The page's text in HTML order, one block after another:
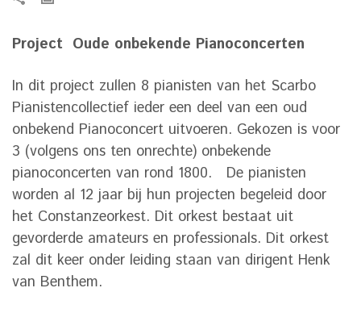
Project Oude onbekende Pianoconcerten
In dit project zullen 8 pianisten van het Scarbo
Pianistencollectief ieder een deel van een oud
onbekend Pianoconcert uitvoeren. Gekozen is voor
3 (volgens ons ten onrechte) onbekende
pianoconcerten van rond 1800. De pianisten
worden al 12 jaar bij hun projecten begeleid door
het Constanzeorkest. Dit orkest bestaat uit
gevorderde amateurs en professionals. Dit orkest
zal dit keer onder leiding staan van dirigent Henk
van Benthem.